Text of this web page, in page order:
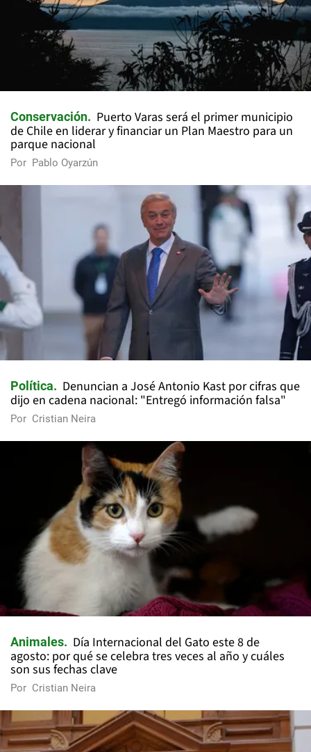
Conservación
Puerto Varas será el primer municipio
de Chile en liderar y financiar un Plan Maestro para un
parque nacional
Por Pablo Oyarzún
Política
Denuncian a José Antonio Kast por cifras que
dijo en cadena nacional: "Entregó información falsa"
Por Cristian Neira
Animales
Día Internacional del Gato este 8 de
agosto: por qué se celebra tres veces al año y cuáles
son sus fechas clave
Por Cristian Neira